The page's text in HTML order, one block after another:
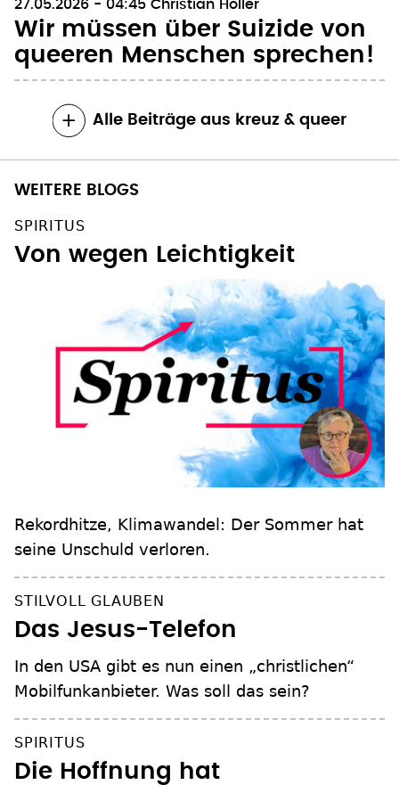
27.05.2026 - 04:45 Christian Höller
Wir müssen über Suizide von
queeren Menschen sprechen!
Alle Beiträge aus kreuz & queer
WEITERE BLOGS
SPIRITUS
Von wegen Leichtigkeit
Rekordhitze, Klimawandel: Der Sommer hat
seine Unschuld verloren.
STILVOLL GLAUBEN
Das Jesus-Telefon
In den USA gibt es nun einen „christlichen“
Mobilfunkanbieter. Was soll das sein?
SPIRITUS
Die Hoffnung hat